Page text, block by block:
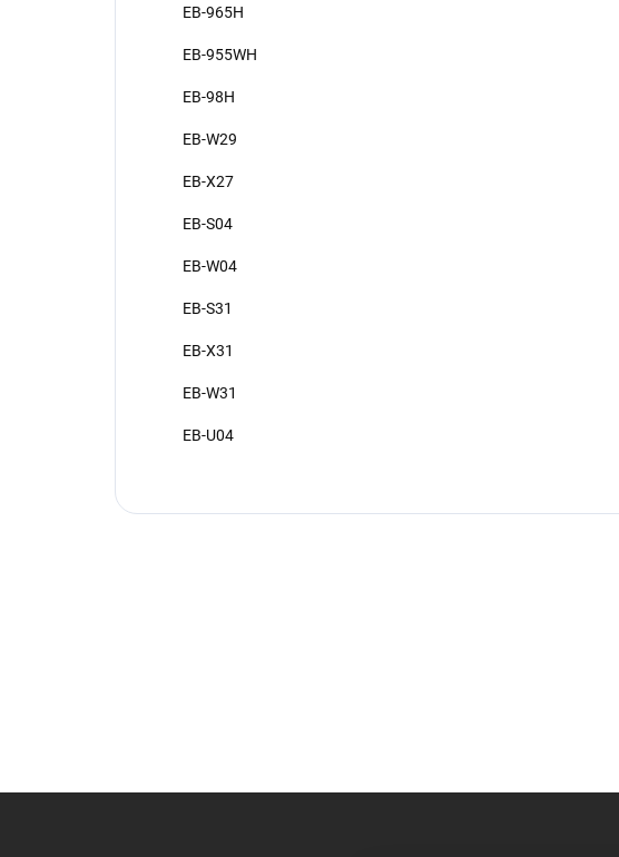
EB-965H
EB-955WH
EB-98H
EB-W29
EB-X27
EB-S04
EB-W04
EB-S31
EB-X31
EB-W31
EB-U04